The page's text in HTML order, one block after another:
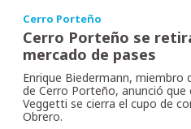
Cerro Porteño
Cerro Porteño se
mercado de pases
Enrique Biedermann,
de Cerro Porteño, anunció que
Veggetti se cierra el cupo de
Obrero.